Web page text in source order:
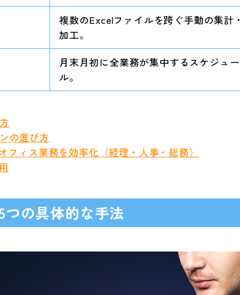
複数のExcelファイルを跨ぐ手動の集計・
加工。
月末月初に全業務が集中するスケジュー
ル。
の選び方
フィス業務を効率化（経理・人事・総務）
の具体的な手法